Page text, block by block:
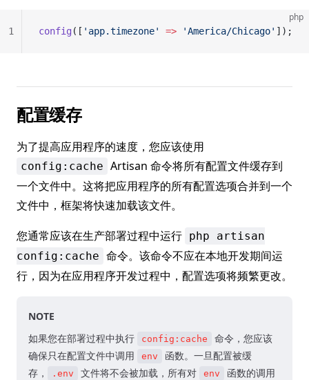
php
config ([ 'app.timezone' => 'America/Chicago' ]);
1
配置缓存
为了提高应用程序的速度，您应该使用
config:cache Artisan 命令将所有配置文件缓存到
一个文件中。这将把应用程序的所有配置选项合并到一个
文件中，框架将快速加载该文件。
您通常应该在生产部署过程中运行 php artisan
config:cache 命令。该命令不应在本地开发期间运
行，因为在应用程序开发过程中，配置选项将频繁更改。
NOTE
如果您在部署过程中执行
config:cache
命令，您应该
确保只在配置文件中调用
env
函数。一旦配置被缓
存，
.env 文件将不会被加载，所有对 env
函数的调用